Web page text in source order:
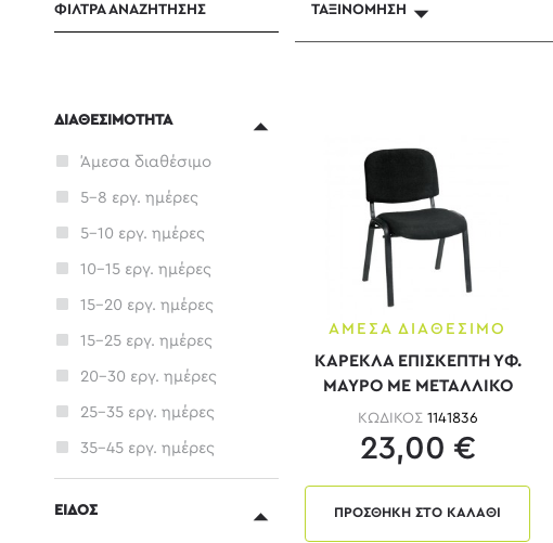
ΦΙΛΤΡΑ ΑΝΑΖΗΤΗΣΗΣ
ΔΙΑΘΕΣΙΜΟΤΗΤΑ
Άμεσα διαθέσιμο
5-8 εργ. ημέρες
5-10 εργ. ημέρες
10-15 εργ. ημέρες
15-20 εργ. ημέρες
15-25 εργ. ημέρες
20-30 εργ. ημέρες
25-35 εργ. ημέρες
35-45 εργ. ημέρες
αναμένεται
ΕΙΔΟΣ
ΤΑΞΙΝΌΜΗΣΗ
ΑΜΕΣΑ ΔΙΑΘΕΣΙΜΟ
ΚΑΡΕΚΛΑ ΕΠΙΣΚΕΠΤΗ ΥΦ.
ΜΑΥΡΟ ΜΕ ΜΕΤΑΛΛΙΚΟ
ΣΚΕΛΕΤΟ ΜΑΥΡΟ
ΚΩΔΙΚΟΣ 1141836
23,00 €
ΠΡΟΣΘΗΚΗ ΣΤΟ ΚΑΛΑΘΙ